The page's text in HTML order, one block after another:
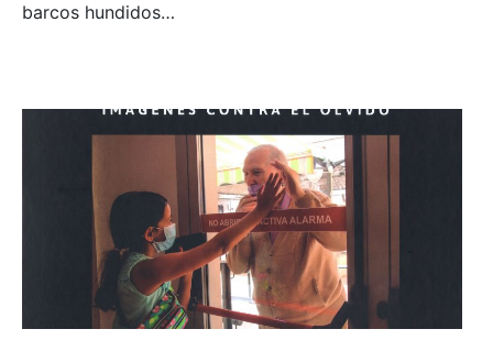
barcos hundidos…